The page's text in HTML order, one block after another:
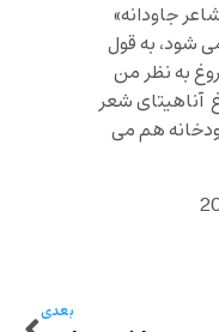
جاودانه»
شود، به قول
به نظر من
آناهیتای شعر
هم می
بعدی